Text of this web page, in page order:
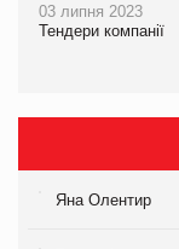
03 липня 2023
Тендери компанії
Яна Олентир